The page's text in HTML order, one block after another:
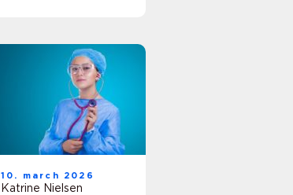
10. march 2026
Katrine Nielsen